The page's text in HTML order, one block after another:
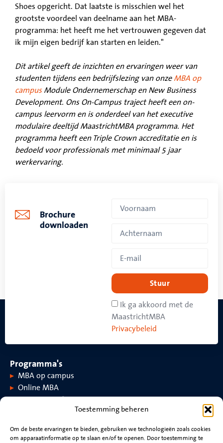
Toestemming beheren
Om de beste ervaringen te bieden, gebruiken we technologieën zoals cookies
om apparaatinformatie op te slaan en/of te openen. Door toestemming te
Shoes opgericht. Dat laatste is misschien wel het
grootste voordeel van deelname aan het MBA-
programma: het heeft me het vertrouwen gegeven dat
ik mijn eigen bedrijf kan starten en leiden."
Dit artikel geeft de inzichten en ervaringen weer van
studenten tijdens een bedrijfslezing van onze MBA op
campusModule Ondernemerschap en New Business
Development. Ons On-Campus traject heeft een on-
campus leervorm en is onderdeel van het executive
modulaire deeltijd MaastrichtMBA programma. Het
programma heeft een Triple Crown accreditatie en is
bedoeld voor professionals met minimaal 5 jaar
werkervaring.
Brochure
downloaden
Ik ga akkoord met de
MaastrichtMBA
Privacybeleid
Stuur
Programma's
MBA op campus
Online MBA
Over MaastrichtMBA
Over MaastrichtMBA Evenementen